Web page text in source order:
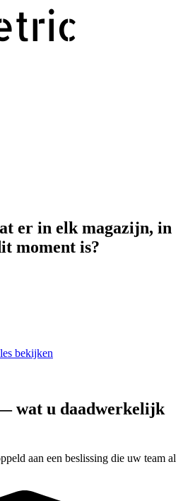
er in elk magazijn, in
moment is?
bekijken
wat u daadwerkelijk
aan een beslissing die uw team al